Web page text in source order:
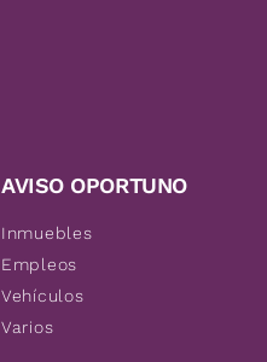
AVISO OPORTUNO
Inmuebles
Empleos
Vehículos
Varios